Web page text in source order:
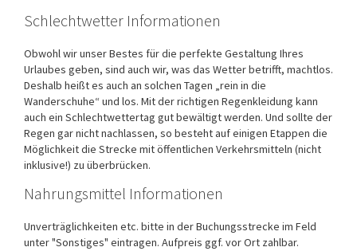
Schlechtwetter Informationen
Obwohl wir unser Bestes für die perfekte Gestaltung Ihres
Urlaubes geben, sind auch wir, was das Wetter betrifft, machtlos.
Deshalb heißt es auch an solchen Tagen „rein in die
Wanderschuhe“ und los. Mit der richtigen Regenkleidung kann
auch ein Schlechtwettertag gut bewältigt werden. Und sollte der
Regen gar nicht nachlassen, so besteht auf einigen Etappen die
Möglichkeit die Strecke mit öffentlichen Verkehrsmitteln (nicht
inklusive!) zu überbrücken.
Nahrungsmittel Informationen
Unverträglichkeiten etc. bitte in der Buchungsstrecke im Feld
unter "Sonstiges" eintragen. Aufpreis ggf. vor Ort zahlbar.